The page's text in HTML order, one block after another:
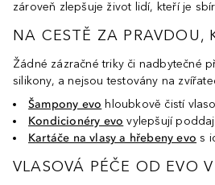
zároveň zlepšuje život lidí, kteří je
NA CESTĚ ZA PRAVDOU,
Žádné zázračné triky či nadbytečné
silikony, a nejsou testovány na
Šampony evo hloubkově čistí
Kondicionéry evo vylepšují
Kartáče na vlasy a hřebeny evo s
VLASOVÁ PÉČE OD EVO